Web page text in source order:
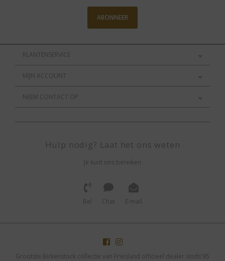
ABONNEER
KLANTENSERVICE
MIJN ACCOUNT
NEEM CONTACT OP
Hulp nodig? Laat het ons weten
Je kunt ons bereiken
Bel Chat E-mail
Grootste Birkenstock collectie van Friesland officieel dealer sinds'95